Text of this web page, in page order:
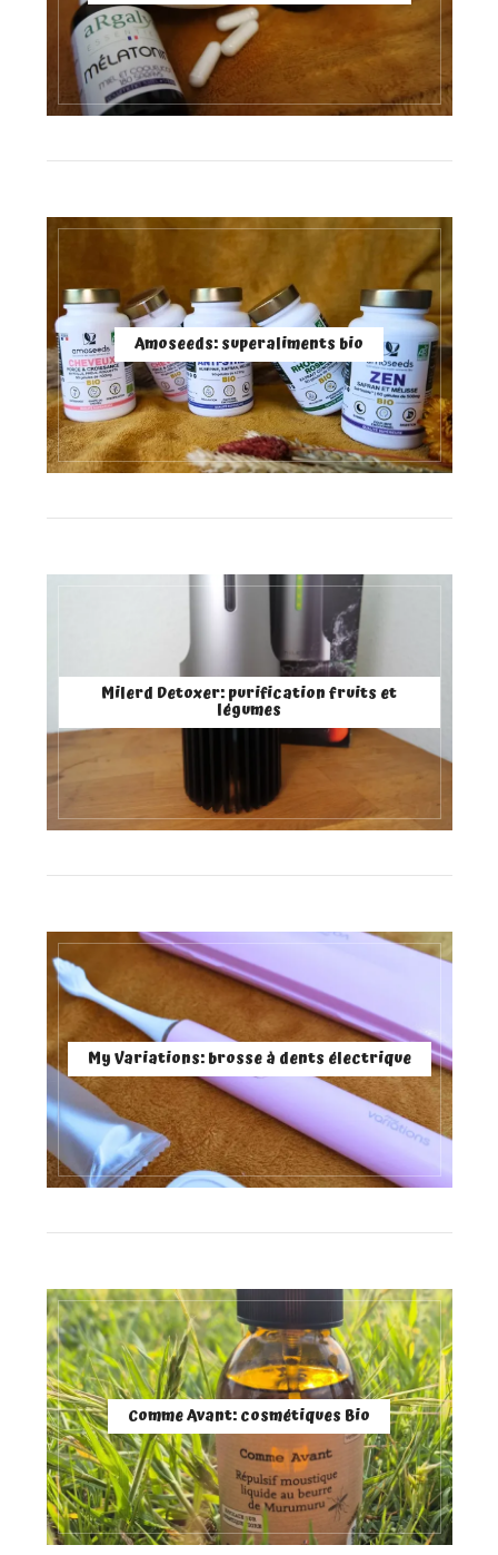
Amoseeds: superaliments bio
Milerd Detoxer: purification fruits et
légumes
My Variations: brosse à dents électrique
Comme Avant: cosmétiques Bio